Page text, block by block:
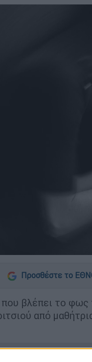
Προσθέστε το
βλέπει το
από